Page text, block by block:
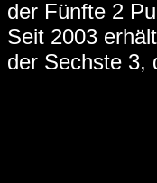
der Fünfte 2
Seit 2003
der Sechste 3,